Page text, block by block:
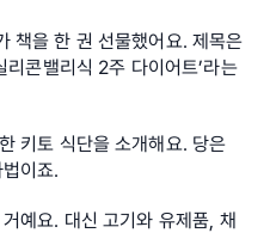
책을 한 권 선물했어요. 제목은
리콘밸리식 2주 다이어트’라는
키토 식단을 소개해요. 당은
이죠.
예요. 대신 고기와 유제품, 채